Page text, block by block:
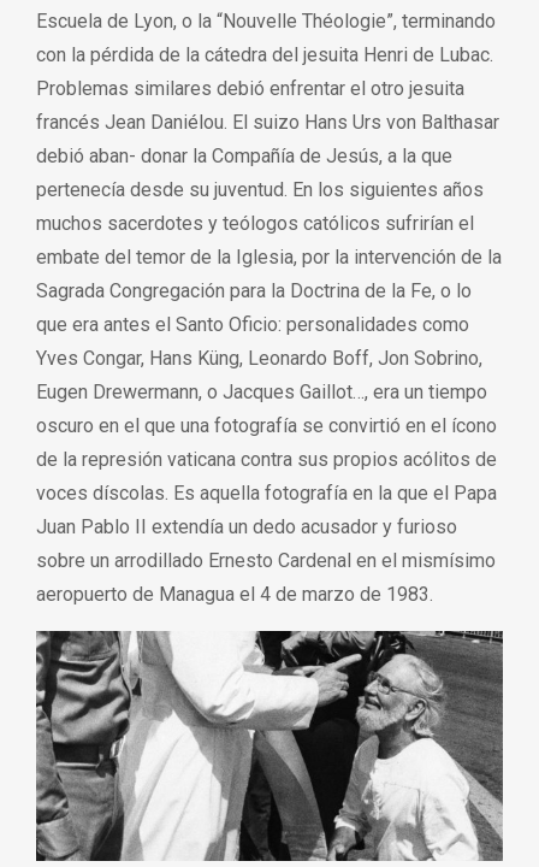
Escuela de Lyon, o la “Nouvelle Théologie”, terminando
con la pérdida de la cátedra del jesuita Henri de Lubac.
Problemas similares debió enfrentar el otro jesuita
francés Jean Daniélou. El suizo Hans Urs von Balthasar
debió aban- donar la Compañía de Jesús, a la que
pertenecía desde su juventud. En los siguientes años
muchos sacerdotes y teólogos católicos sufrirían el
embate del temor de la Iglesia, por la intervención de la
Sagrada Congregación para la Doctrina de la Fe, o lo
que era antes el Santo Oficio: personalidades como
Yves Congar, Hans Küng, Leonardo Boff, Jon Sobrino,
Eugen Drewermann, o Jacques Gaillot…, era un tiempo
oscuro en el que una fotografía se convirtió en el ícono
de la represión vaticana contra sus propios acólitos de
voces díscolas. Es aquella fotografía en la que el Papa
Juan Pablo II extendía un dedo acusador y furioso
sobre un arrodillado Ernesto Cardenal en el mismísimo
aeropuerto de Managua el 4 de marzo de 1983.